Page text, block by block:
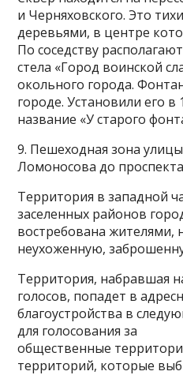
и Черняховского. Это
деревьями, в центре
По соседству
стела «Город воинской
окольного города.
городе. Установили его в
название «У старого
9. Пешеходная зона
Ломоносова до
Территория в западной
заселенных районов
востребована жителями,
неухоженную,
Территория, набравшая
голосов, попадет в
благоустройства в
для голосования за
общественные
территорий, которые